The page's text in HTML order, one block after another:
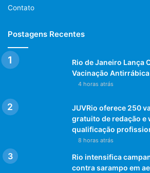
normalmente indica que algo na saúde
maiores complicações decorrentes de
parecer inofensivo.
978
micose de cãe e
Contato
Postagens Recentes
Rio de Janeiro Lança
Vacinação Antirrábica
4 horas atrás
JUVRio oferece 250
gratuito de redação e
qualificação
8 horas atrás
Rio intensifica
contra sarampo em